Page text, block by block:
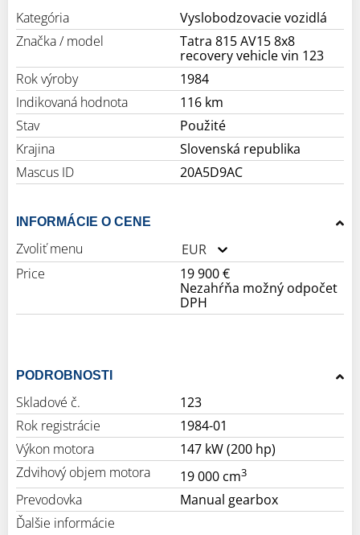
Kategória
Vyslobodzovacie vozidlá
Značka / model
Tatra 815 AV15 8x8
recovery vehicle vin 123
Rok výroby
1984
Indikovaná hodnota
116 km
Stav
Použité
Krajina
Slovenská republika
Mascus ID
20A5D9AC
INFORMÁCIE O CENE
Zvoliť menu
EUR
Price
19 900 €
Nezahŕňa možný odpočet
DPH
PODROBNOSTI
Skladové č.
123
Rok registrácie
1984-01
Výkon motora
147 kW (200 hp)
Zdvihový objem motora
19 000 cm3
Prevodovka
Manual gearbox
Ďalšie informácie